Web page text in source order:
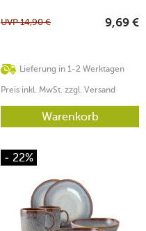
Lieferung in 1-2 Werktagen
UVP14,90 € 9,69 €
Preis inkl. MwSt. zzgl. Versand
Warenkorb
- 22%